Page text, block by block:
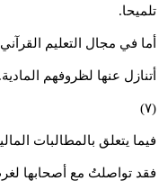
تلميحا.
أما في مجال التعليم
أتنازل عنها لظروفهم المادية.
(٧)
فيما يتعلق بالمطالبات
فقد تواصلتُ مع أصحابها